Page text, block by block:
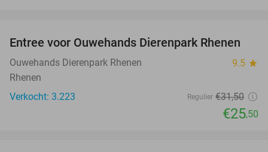
19%
Entree voor Ouwehands Dierenpark Rhenen
Ouwehands Dierenpark Rhenen 9.5 star
Rhenen
Verkocht: 3.223
Regulier €31,50
€25,50